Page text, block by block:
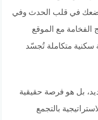
في قلب الحدث وفي
مع الموقع
سكنية متكاملة تُجسّد
بل هو فرصة حقيقية
بالتجمع